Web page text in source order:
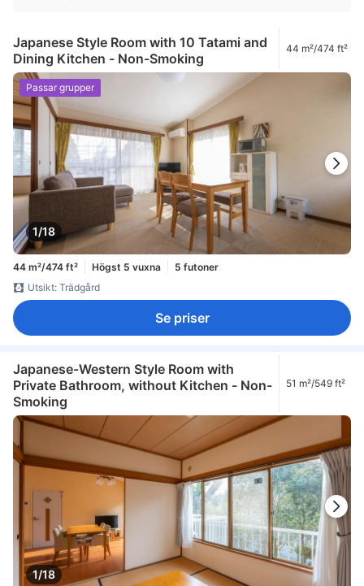
Japanese Style Room with 10 Tatami and
Dining Kitchen - Non-Smoking
44 m²/474 ft²
1/18
Passar grupper
44 m²/474 ft² Högst 5 vuxna
5 futoner
Utsikt: Trädgård
Se priser
Japanese-Western Style Room with
Private Bathroom, without Kitchen - Non-
Smoking
51 m²/549 ft²
1/18